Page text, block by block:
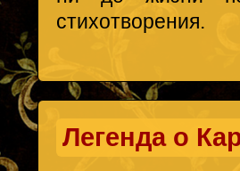
стихотворения.
Легенда о